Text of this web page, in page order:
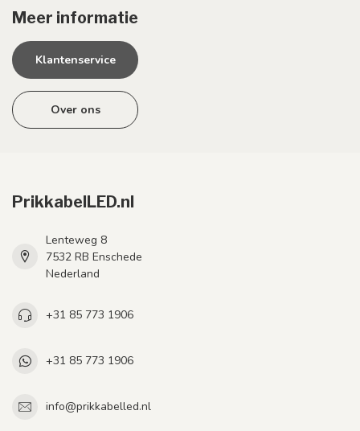
Meer informatie
Klantenservice
Over ons
PrikkabelLED.nl
Lenteweg 8
7532 RB Enschede
Nederland
+31 85 773 1906
+31 85 773 1906
info@prikkabelled.nl